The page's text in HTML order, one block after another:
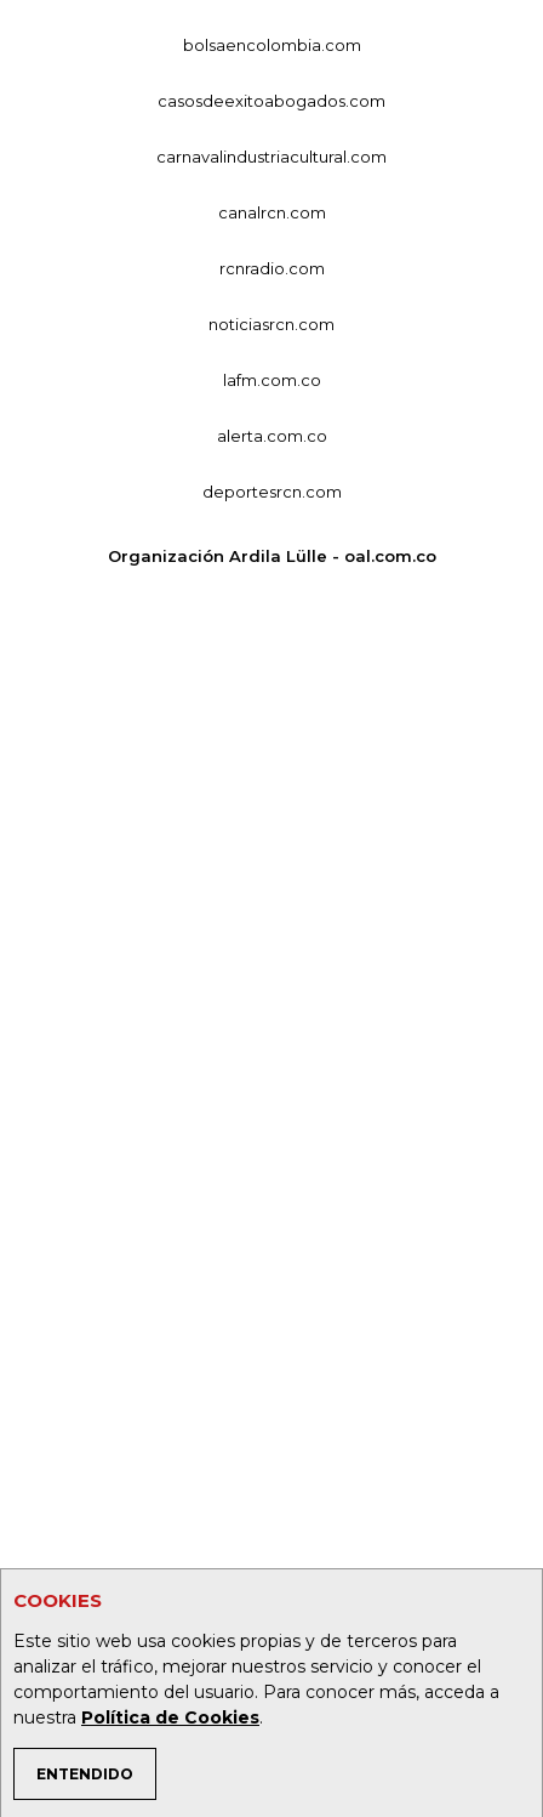
COOKIES
Este sitio web usa cookies propias y de terceros para
analizar el tráfico, mejorar nuestros servicio y conocer el
comportamiento del usuario. Para conocer más, acceda a
nuestra Política de Cookies.
ENTENDIDO
TEMAS DE INTERÉS
bolsaencolombia.com
casosdeexitoabogados.com
carnavalindustriacultural.com
canalrcn.com
rcnradio.com
noticiasrcn.com
lafm.com.co
alerta.com.co
deportesrcn.com
Organización Ardila Lülle - oal.com.co